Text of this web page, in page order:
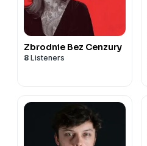
Zbrodnie Bez Cenzury
8 Listeners